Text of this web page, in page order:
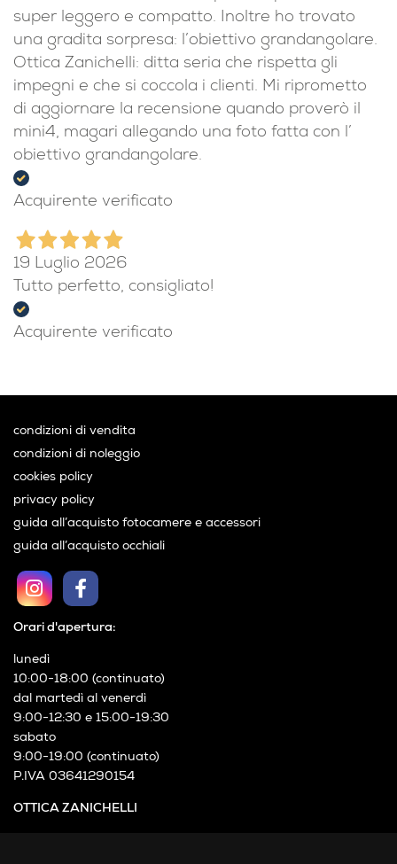
super leggero e compatto. Inoltre ho trovato
una gradita sorpresa: l’obiettivo grandangolare.
Ottica Zanichelli: ditta seria che rispetta gli
impegni e che si coccola i clienti. Mi riprometto
di aggiornare la recensione quando proverò il
mini4, magari allegando una foto fatta con l’
obiettivo grandangolare.
Acquirente verificato
19 Luglio 2026
Tutto perfetto, consigliato!
Acquirente verificato
OTTICA ZANICHELLI
Orari d'apertura:
lunedì
10:00-18:00 (continuato)
dal martedì al venerdì
9:00-12:30 e 15:00-19:30
sabato
9:00-19:00 (continuato)
P.IVA 03641290154
condizioni di vendita
condizioni di noleggio
cookies policy
privacy policy
guida all’acquisto fotocamere e accessori
guida all’acquisto occhiali